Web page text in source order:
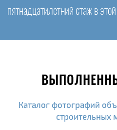
пятнадцатилетний стаж в
Каталог фотографий
строительных